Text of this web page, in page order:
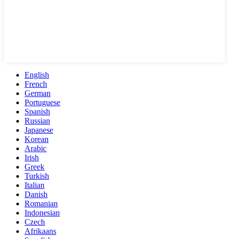
English
French
German
Portuguese
Spanish
Russian
Japanese
Korean
Arabic
Irish
Greek
Turkish
Italian
Danish
Romanian
Indonesian
Czech
Afrikaans